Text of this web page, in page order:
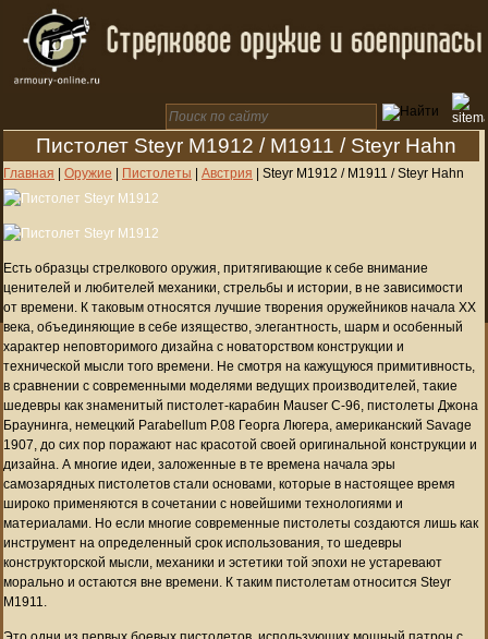
Пистолет Steyr M1912 / M1911 / Steyr Hahn
Главная | Оружие | Пистолеты | Австрия | Steyr M1912 / M1911 / Steyr Hahn
Есть образцы стрелкового оружия, притягивающие к себе внимание
ценителей и любителей механики, стрельбы и истории, в не зависимости
от времени. К таковым относятся лучшие творения оружейников начала XX
века, объединяющие в себе изящество, элегантность, шарм и особенный
характер неповторимого дизайна с новаторством конструкции и
технической мысли того времени. Не смотря на кажущуюся примитивность,
в сравнении с современными моделями ведущих производителей, такие
шедевры как знаменитый пистолет-карабин Mauser C-96, пистолеты Джона
Браунинга, немецкий Parabellum P.08 Георга Люгера, американский Savage
1907, до сих пор поражают нас красотой своей оригинальной конструкции и
дизайна. А многие идеи, заложенные в те времена начала эры
самозарядных пистолетов стали основами, которые в настоящее время
широко применяются в сочетании с новейшими технологиями и
материалами. Но если многие современные пистолеты создаются лишь как
инструмент на определенный срок использования, то шедевры
конструкторской мысли, механики и эстетики той эпохи не устаревают
морально и остаются вне времени. К таким пистолетам относится Steyr
M1911.